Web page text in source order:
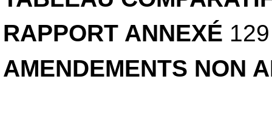
RAPPORT ANNEXÉ 129
AMENDEMENTS NON